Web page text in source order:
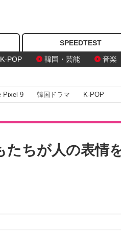
SPEEDTEST
POP 韓国・芸能 音楽
Pixel 9 韓国ドラマ K-POP
たちが人の表情